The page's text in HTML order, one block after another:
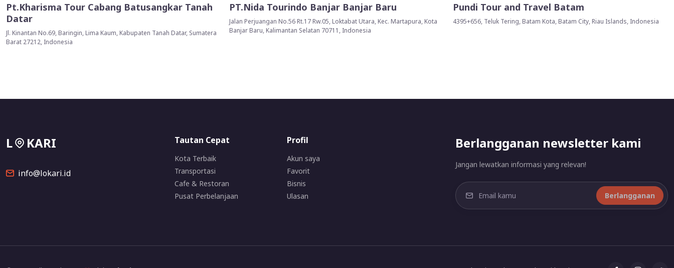
Pt.Kharisma Tour Cabang Batusangkar Tanah
Datar
Jl. Kinantan No.69, Baringin, Lima Kaum, Kabupaten Tanah Datar, Sumatera
Barat 27212, Indonesia
PT.Nida Tourindo Banjar Banjar Baru
Jalan Perjuangan No.56 Rt.17 Rw.05, Loktabat Utara, Kec. Martapura, Kota
Banjar Baru, Kalimantan Selatan 70711, Indonesia
Pundi Tour and Travel Batam
4395+656, Teluk Tering, Batam Kota, Batam City, Riau Islands, Indonesia
L KARI
info@lokari.id
Tautan Cepat
Kota Terbaik
Transportasi
Cafe & Restoran
Pusat Perbelanjaan
Profil
Akun saya
Favorit
Bisnis
Ulasan
Berlangganan newsletter kami
Jangan lewatkan informasi yang relevan!
Berlangganan